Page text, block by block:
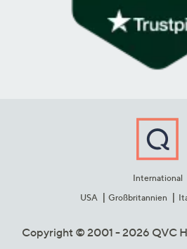
International
USA
Großbritannien
Copyright © 2001 - 2026 QVC